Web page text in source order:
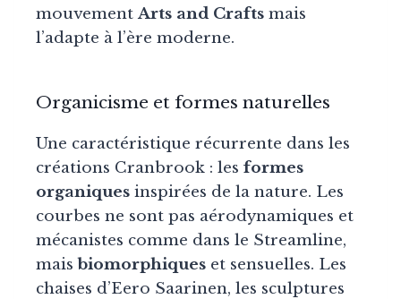
mouvementArts and Crafts mais
l’adapte à l’ère moderne.
Organicisme et formes naturelles
Une caractéristique récurrente dans les
créations Cranbrook : les formes
organiques inspirées de la nature. Les
courbes ne sont pas aérodynamiques et
mécanistes comme dans le Streamline,
maisbiomorphiques et sensuelles. Les
chaises d’Eero Saarinen, les sculptures